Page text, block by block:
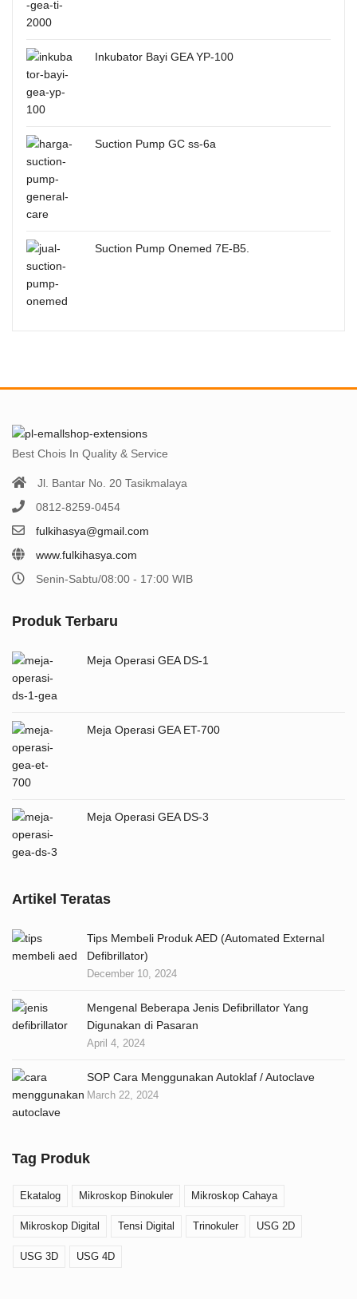
Inkubator Bayi GEA YP-100
Suction Pump GC ss-6a
Suction Pump Onemed 7E-B5.
Best Chois In Quality & Service
Jl. Bantar No. 20 Tasikmalaya
0812-8259-0454
fulkihasya@gmail.com
www.fulkihasya.com
Senin-Sabtu/08:00 - 17:00 WIB
Produk Terbaru
Meja Operasi GEA DS-1
Meja Operasi GEA ET-700
Meja Operasi GEA DS-3
Artikel Teratas
Tips Membeli Produk AED (Automated External
Defibrillator)
December 10, 2024
Mengenal Beberapa Jenis Defibrillator Yang
Digunakan di Pasaran
April 4, 2024
SOP Cara Menggunakan Autoklaf / Autoclave
March 22, 2024
Tag Produk
Ekatalog Mikroskop Binokuler Mikroskop Cahaya
Mikroskop Digital Tensi Digital Trinokuler USG 2D
USG 3D USG 4D